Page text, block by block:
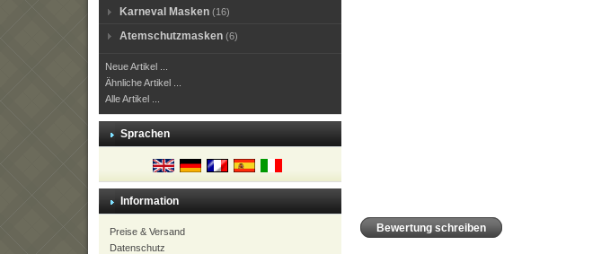
Karneval Masken (16)
Atemschutzmasken (6)
Neue Artikel ...
Ähnliche Artikel ...
Alle Artikel ...
Sprachen
Information
Preise & Versand
Datenschutz
Bewertung schreiben